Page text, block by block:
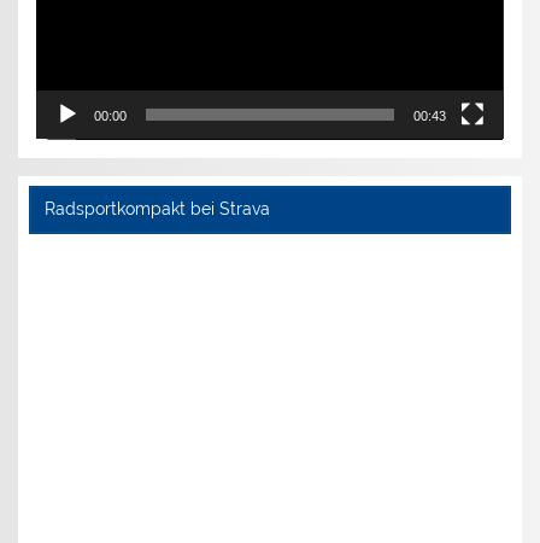
00:00 00:43
Radsportkompakt bei Strava